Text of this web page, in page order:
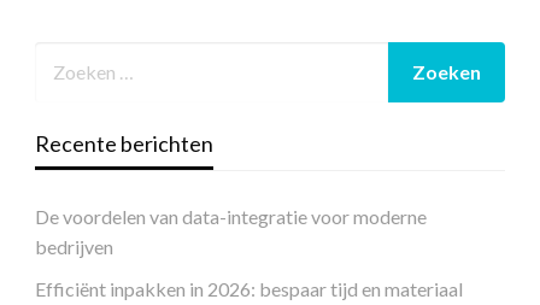
Recente berichten
De voordelen van data-integratie voor moderne
bedrijven
Efficiënt inpakken in 2026: bespaar tijd en materiaal